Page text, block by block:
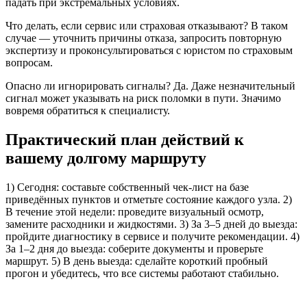
Что делать, если сервис или страховая отказывают? В таком
случае — уточнить причины отказа, запросить повторную
экспертизу и проконсультироваться с юристом по страховым
вопросам.
Опасно ли игнорировать сигналы? Да. Даже незначительный
сигнал может указывать на риск поломки в пути. Значимо
вовремя обратиться к специалисту.
Практический план действий к
вашему долгому маршруту
1) Сегодня: составьте собственный чек‑лист на базе
приведённых пунктов и отметьте состояние каждого узла. 2)
В течение этой недели: проведите визуальный осмотр,
замените расходники и жидкостями. 3) За 3–5 дней до выезда:
пройдите диагностику в сервисе и получите рекомендации. 4)
За 1–2 дня до выезда: соберите документы и проверьте
маршрут. 5) В день выезда: сделайте короткий пробный
прогон и убедитесь, что все системы работают стабильно.